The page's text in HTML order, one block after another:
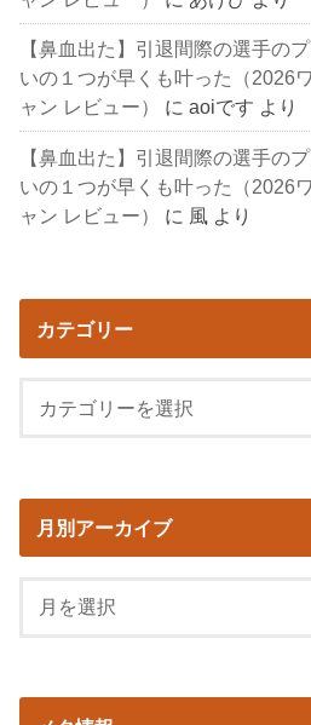
【鼻血出た】引退間際の選手の
いの１つが早くも叶った（2026
ャン レビュー）
にaoiです より
【鼻血出た】引退間際の選手の
いの１つが早くも叶った（2026
ャン レビュー）
に 風 より
カテゴリー
月別アーカイブ